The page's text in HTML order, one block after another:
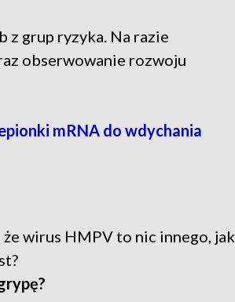
z grup ryzyka. Na razie
obserwowanie rozwoju
mRNA do wdychania
wirus HMPV to nic innego, jak